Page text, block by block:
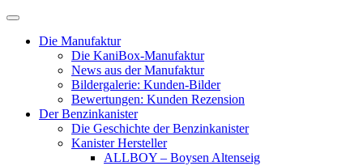
Skip
contentDie Manufaktur
Die KaniBox-Manufaktur
News aus der Manufaktur
Bildergalerie: Kunden-Bilder
Bewertungen: Kunden Rezension
Der Benzinkanister
Die Geschichte der Benzinkanister
Kanister Hersteller
ALLBOY – Boysen Altenseig